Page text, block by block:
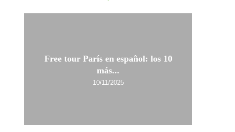
Free tour París en español: los 10
más...
10/11/2025